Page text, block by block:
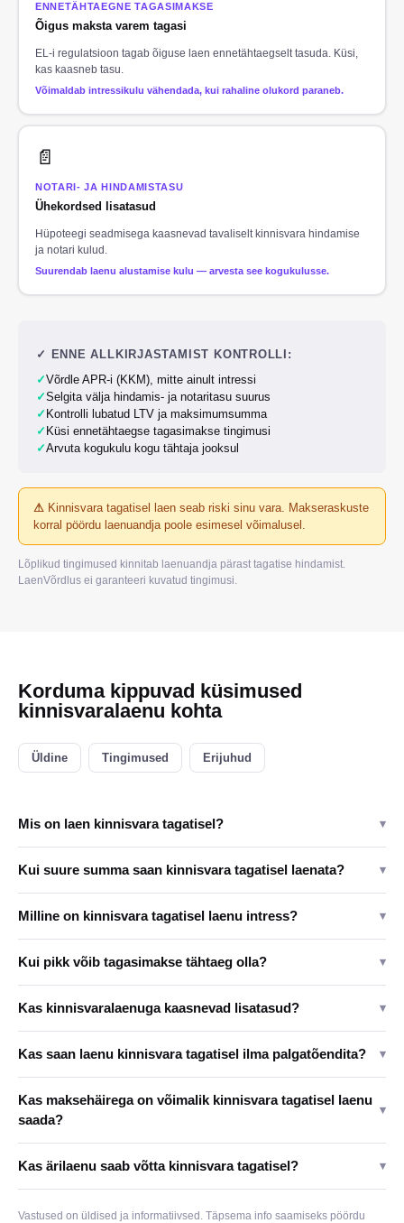
ENNETÄHTAEGNE TAGASIMAKSE
Õigus maksta varem tagasi
EL-i regulatsioon tagab õiguse laen ennetähtaegselt tasuda. Küsi,
kas kaasneb tasu.
Võimaldab intressikulu vähendada, kui rahaline olukord paraneb.
📄
NOTARI- JA HINDAMISTASU
Ühekordsed lisatasud
Hüpoteegi seadmisega kaasnevad tavaliselt kinnisvara hindamise
ja notari kulud.
Suurendab laenu alustamise kulu — arvesta see kogukulusse.
✓
ENNE ALLKIRJASTAMIST KONTROLLI:
✓Võrdle APR-i (KKM), mitte ainult intressi
✓Selgita välja hindamis- ja notaritasu suurus
✓ Kontrolli lubatud LTV ja maksimumsumma
✓ Küsi ennetähtaegse tagasimakse tingimusi
✓Arvuta kogukulu kogu tähtaja jooksul
⚠ Kinnisvara tagatisel laen seab riski sinu vara. Makseraskuste
korral pöördu laenuandja poole esimesel võimalusel.
Lõplikud tingimused kinnitab laenuandja pärast tagatise hindamist.
LaenVõrdlus ei garanteeri kuvatud tingimusi.
Korduma kippuvad küsimused
kinnisvaralaenu kohta
Üldine Tingimused Erijuhud
Mis on laen kinnisvara tagatisel? ▾
Kui suure summa saan kinnisvara tagatisel laenata? ▾
Milline on kinnisvara tagatisel laenu intress? ▾
Kui pikk võib tagasimakse tähtaeg olla? ▾
Kas kinnisvaralaenuga kaasnevad lisatasud? ▾
Kas saan laenu kinnisvara tagatisel ilma palgatõendita? ▾
Kas maksehäirega on võimalik kinnisvara tagatisel laenu
saada?
▾
Kas ärilaenu saab võtta kinnisvara tagatisel? ▾
Vastused on üldised ja informatiivsed. Täpsema info saamiseks pöördu